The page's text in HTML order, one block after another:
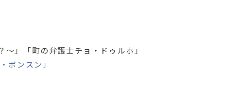
」「町の弁護士チョ・ドゥルホ」
ボンスン」